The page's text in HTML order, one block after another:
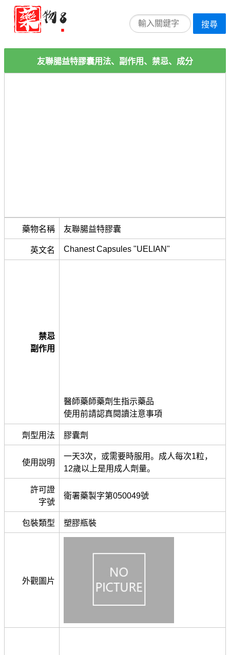
搜尋
友聯腸益特膠囊用法、副作用、禁忌、成分
藥物名稱 友聯腸益特膠囊
英文名 Chanest Capsules "UELIAN"
禁忌
副作用
醫師藥師藥劑生指示藥品
使用前請認真閱讀注意事項
劑型用法 膠囊劑
使用說明
一天3次，或需要時服用。成人每次1粒，
12歲以上是用成人劑量。
許可證
字號
衛署藥製字第050049號
包裝類型 塑膠瓶裝
外觀圖片